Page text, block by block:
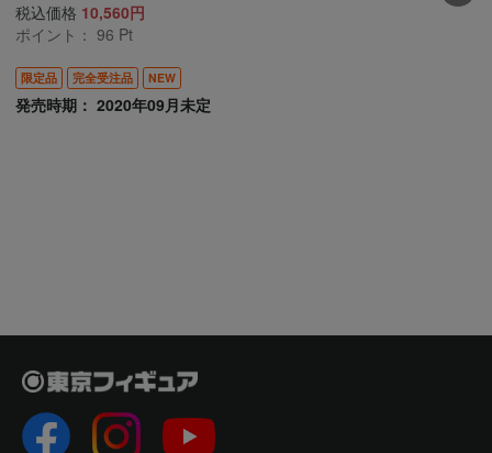
税込価格 10,560円
ポイント： 96 Pt
限定品 完全受注品 NEW
発売時期： 2020年09月未定